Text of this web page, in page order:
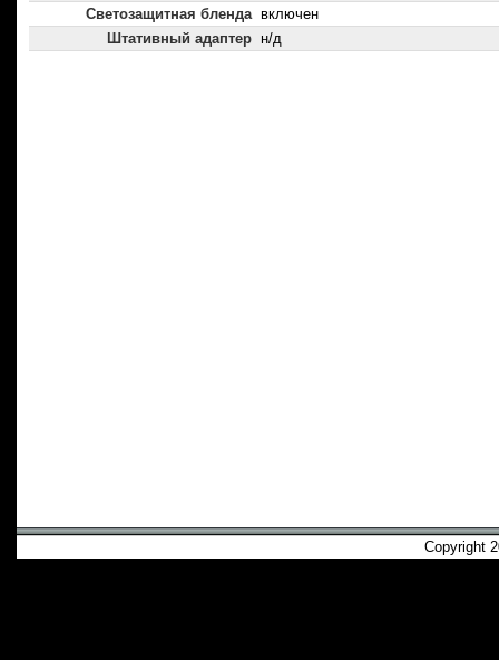
Светозащитная бленда включен
Штативный адаптер н/д
Copyright